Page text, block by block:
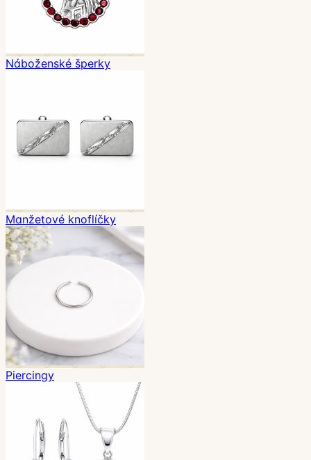
Náboženské šperky
Manžetové knoflíčky
Piercingy